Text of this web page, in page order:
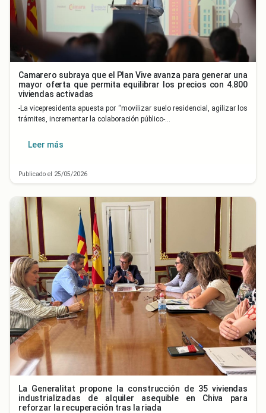
Camarero subraya que el Plan Vive avanza para generar una
mayor oferta que permita equilibrar los precios con 4.800
viviendas activadas
-La vicepresidenta apuesta por “movilizar suelo residencial, agilizar los
trámites, incrementar la colaboración público-…
Leer más
Publicado el 25/05/2026
La Generalitat propone la construcción de 35 viviendas
industrializadas de alquiler asequible en Chiva para
reforzar la recuperación tras la riada